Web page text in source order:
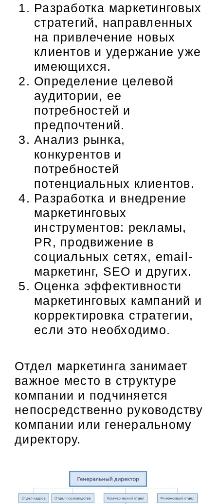
Разработка маркетинговых
стратегий, направленных
на привлечение новых
клиентов и удержание уже
имеющихся.
Определение целевой
аудитории, ее
потребностей и
предпочтений.
Анализ рынка,
конкурентов и
потребностей
потенциальных клиентов.
Разработка и внедрение
маркетинговых
инструментов: рекламы,
PR, продвижение в
социальных сетях, email-
маркетинг, SEO и других.
Оценка эффективности
маркетинговых кампаний и
корректировка стратегии,
если это необходимо.
Отдел маркетинга занимает
важное место в структуре
компании и подчиняется
непосредственно руководству
компании или генеральному
директору.